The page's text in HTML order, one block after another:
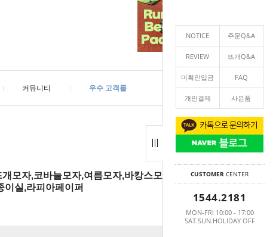
NOTICE 주문Q&A
REVIEW 뜨개Q&A
미확인입금 FAQ
개인결제 사은품
CUSTOMER CENTER
1544.2181
MON-FRI 10:00 - 17:00
SAT.SUN.HOLIDAY OFF
커뮤니티 우수 고객몰
모자,코바늘모자,여름모자,바캉스모자,벙거지
이실,라피아페이퍼